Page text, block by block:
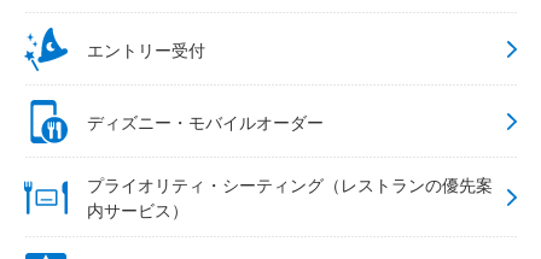
エントリー受付
ディズニー・モバイルオーダー
プライオリティ・シーティング（レストランの優先案
内サービス）